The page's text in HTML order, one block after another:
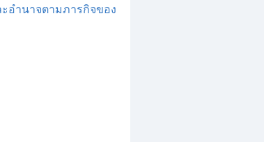
อำนาจตามภารกิจของ